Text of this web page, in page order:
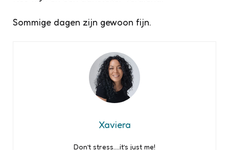
Sommige dagen zijn gewoon fijn.
Xaviera
Don’t stress….it’s just me!